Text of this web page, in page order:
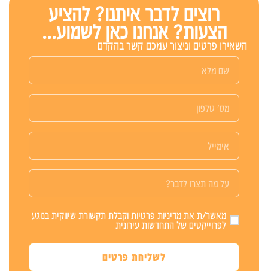
רוצים לדבר איתנו? להציע
הצעות? אנחנו כאן לשמוע...
השאירו פרטים וניצור עמכם קשר בהקדם
מאשר/ת אתמדיניות פרטיותוקבלת תקשורת שיווקית בנוגע
לפרוייקטים של התחדשות עירונית
לשליחת פרטים